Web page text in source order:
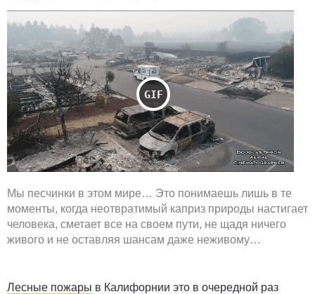
Мы песчинки в этом мире… Это понимаешь лишь в те
моменты, когда неотвратимый каприз природы настигает
человека, сметает все на своем пути, не щадя ничего
живого и не оставляя шансам даже неживому…
Лесные пожары в Калифорнии это в очередной раз